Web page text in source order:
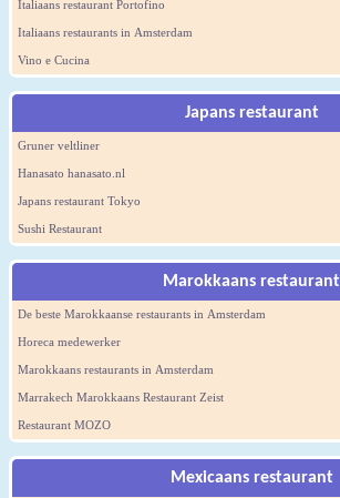
Italiaans restaurant Portofino
Italiaans restaurants in Amsterdam
Vino e Cucina
Japans restaurant
Gruner veltliner
Hanasato hanasato.nl
Japans restaurant Tokyo
Sushi Restaurant
Marokkaans restaurant
De beste Marokkaanse restaurants in Amsterdam
Horeca medewerker
Marokkaans restaurants in Amsterdam
Marrakech Marokkaans Restaurant Zeist
Restaurant MOZO
Mexicaans restaurant